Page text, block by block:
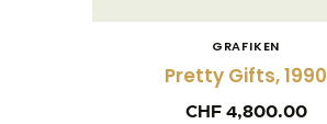
GRAFIKEN
Pretty Gifts, 1990
CHF 4,800.00